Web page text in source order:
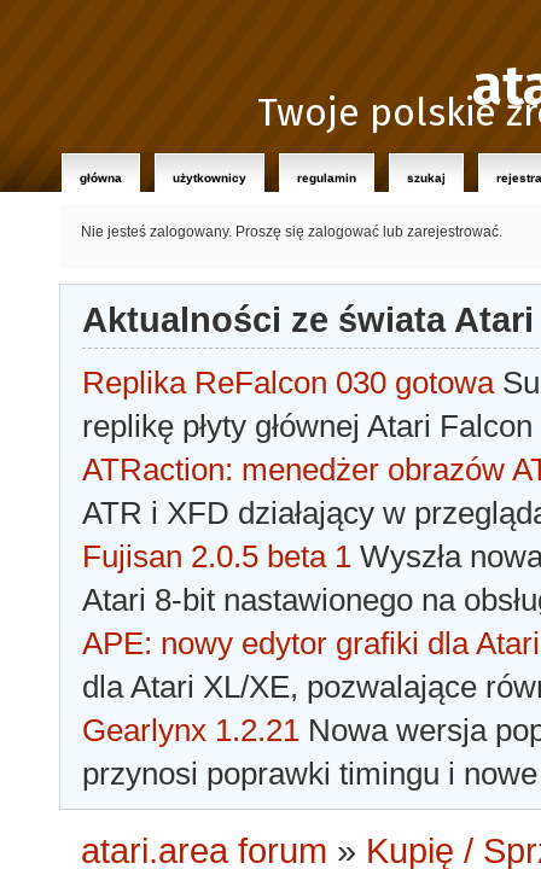
Twoje polskie
główna użytkownicy regulamin szukaj
Nie jesteś zalogowany. Proszę się zalogować lub zarejestrować.
Aktualności ze świata Atari
Replika ReFalcon 030 gotowa
replikę płyty głównej Atari
ATRaction: menedżer obrazów
ATR i XFD działający w
Fujisan 2.0.5 beta 1 Wyszła
Atari 8-bit nastawionego na
APE: nowy edytor grafiki dla Atari
dla Atari XL/XE, pozwalające
Gearlynx 1.2.21 Nowa wersja
przynosi poprawki timingu i
atari.area forum » Kupię /